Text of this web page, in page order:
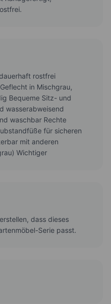
rostfrei
in Mischgrau,
Bequeme Sitz- und
wasserabweisend
waschbar Rechte
für sicheren
mit anderen
Wichtiger
dass dieses
Serie passt.